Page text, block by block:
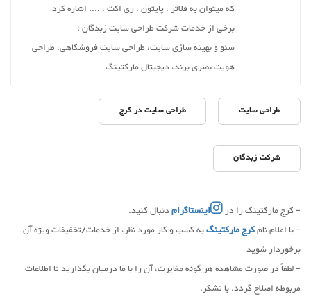
که میتوان به فلاتر ، پایتون ، ری اکت ، …. اشاره کرد
برخی از خدمات شرکت طراحی سایت زبدگان :
سئو و بهینه سازی سایت، طراحی سایت فروشگاهی، طراحی
هویت بصری برند، دیجیتال مارکتینگ
طراحی سایت طراحی سایت در کرج
شرکت زبدگان
- کرج مارکتینگ را در اینستاگرامدنبال کنید.
- با اعلام نامکرج مارکتینگبه کسب و کار مورد نظر، از خدمات/تخفیفات ویژه آن
برخوردار شوید
- لطفاً در صورت مشاهده هر گونه مغایرت، آن را با ما درمیان بگذارید تا اطلاعات
مربوطه اصلاح گردد. با تشکر.